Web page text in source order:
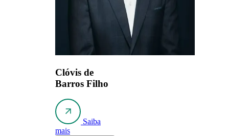
Clóvis de
Barros Filho
Saiba
mais